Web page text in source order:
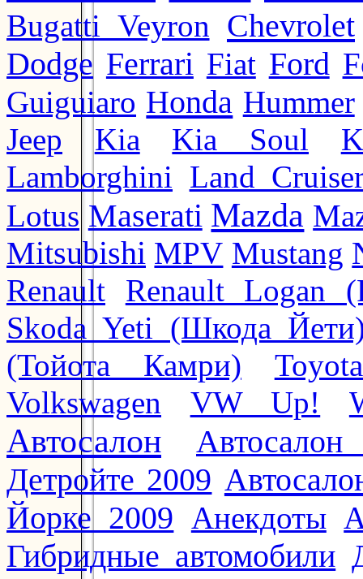
Bugatti Veyron Chevrolet
Dodge Ferrari Fiat Ford
Guiguiaro Honda Hummer
Jeep
Kia Kia Soul
Lamborghini Land
Lotus Maserati Mazda
Mitsubishi MPV Mustang
Renault
Renault Logan
Skoda Yeti (Шкода
(Тойота Камри)
Volkswagen VW Up!
Автосалон
Детройте 2009
Йорке 2009 Анекдоты
Гибридные автомобили